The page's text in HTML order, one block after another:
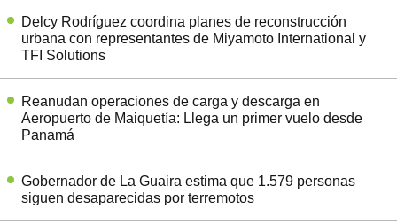
Delcy Rodríguez coordina planes de reconstrucción
urbana con representantes de Miyamoto International y
TFI Solutions
Reanudan operaciones de carga y descarga en
Aeropuerto de Maiquetía: Llega un primer vuelo desde
Panamá
Gobernador de La Guaira estima que 1.579 personas
siguen desaparecidas por terremotos